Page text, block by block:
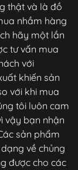
thật và là đồ
nhầm hàng
hãy một lần
tư vấn mua
với
khiến sản
với khi mua
tôi luôn cam
vậy bạn nhận
sản phẩm
về chủng
được cho các